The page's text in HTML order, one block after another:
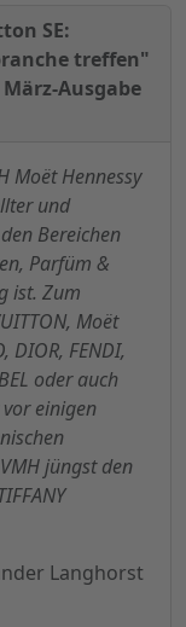
SE:
treffen"
Ausgabe
Moët Hennessy
und
Bereichen
Parfüm &
ist. Zum
Moët
DIOR, FENDI,
oder auch
vor einigen
jüngst den
Langhorst